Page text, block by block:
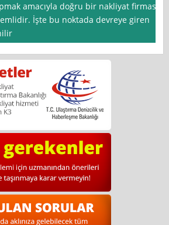
amacıyla doğru bir nakliyat firması
İşte bu noktada devreye giren